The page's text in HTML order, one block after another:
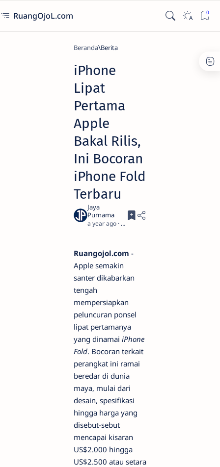
RuangOjoL.com
Beranda Berita
iPhone
Lipat
Pertama
Apple
Bakal Rilis,
Ini Bocoran
iPhone Fold
Terbaru
a year ago 4
Ruangojol.com -
Apple semakin
santer dikabarkan
tengah
mempersiapkan
peluncuran ponsel
lipat pertamanya
yang dinamai iPhone
Fold. Bocoran terkait
perangkat ini ramai
beredar di dunia
maya, mulai dari
desain, spesifikasi
hingga harga yang
disebut-sebut
mencapai kisaran
US$2.000 hingga
US$2.500 atau setara